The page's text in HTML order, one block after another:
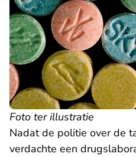
Foto ter illustratie
Nadat de politie over de
verdachte een